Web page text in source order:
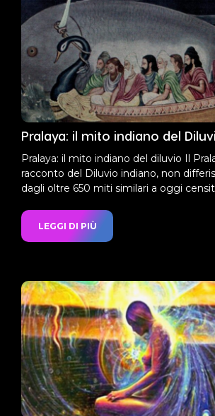
Pralaya: il mito indiano del
Pralaya: il mito indiano del diluvio Il
racconto del Diluvio indiano, non
dagli oltre 650 miti similari a oggi
LEGGI DI PIÙ